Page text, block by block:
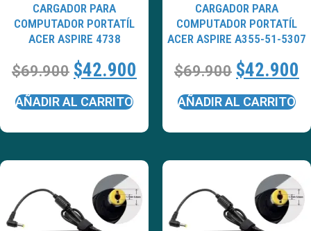
CARGADOR PARA
COMPUTADOR PORTATÍL
ACER ASPIRE 4738
$69.900 $42.900
AÑADIR AL CARRITO
CARGADOR PARA
COMPUTADOR PORTATÍL
ACER ASPIRE A355-51-5307
$69.900 $42.900
AÑADIR AL CARRITO